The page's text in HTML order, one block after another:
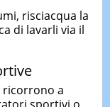
risciacqua la
di lavarli via il
ricorrono a
sportivi o